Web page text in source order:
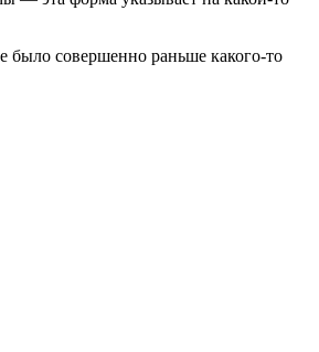
было совершенно раньше какого-то